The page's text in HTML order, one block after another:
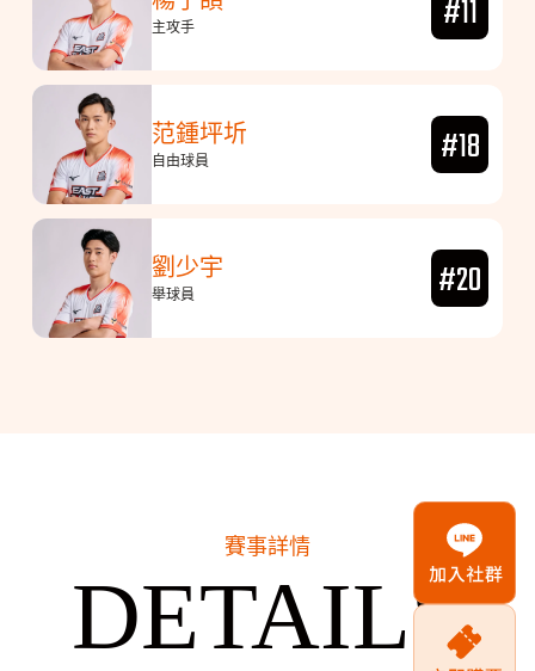
主攻手 #11
范鍾坪圻
自由球員 #18
劉少宇
舉球員 #20
賽事詳情
DETAILS